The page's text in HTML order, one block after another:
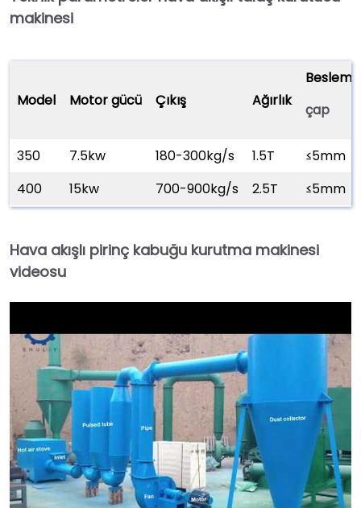
makinesi
Model Motor gücü Çıkış Ağırlık
Besleme
çap
350 7.5kw 180-300kg/s 1.5T
≤5mm
400
15kw 700-900kg/s 2.5T ≤5mm
Hava akışlı pirinç kabuğu kurutma makinesi
videosu